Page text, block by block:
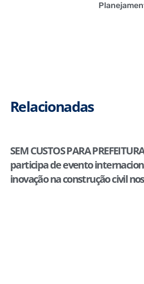
Relacionadas
SEM CUSTOS PARA
participa de evento
inovação na construção civil